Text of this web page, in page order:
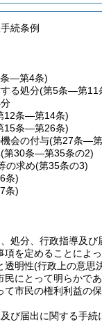
続条例
―第4条)
る処分(第5条―第11
12条―第14条)
15条―第26条)
会の付与(第27条―
(第30条―第35条の2)
の求め(第35条の3)
条)
条)
処分、行政指導及び
項を定めることによ
透明性(行政上の意思
民にとって明らかで
て市民の権利利益の
び届出に関する手続